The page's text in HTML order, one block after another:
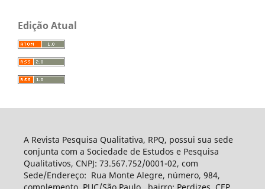
Edição Atual
A Revista Pesquisa Qualitativa, RPQ, possui sua sede
conjunta com a Sociedade de Estudos e Pesquisa
Qualitativos, CNPJ: 73.567.752/0001-02, com
Sede/Endereço: Rua Monte Alegre, número, 984,